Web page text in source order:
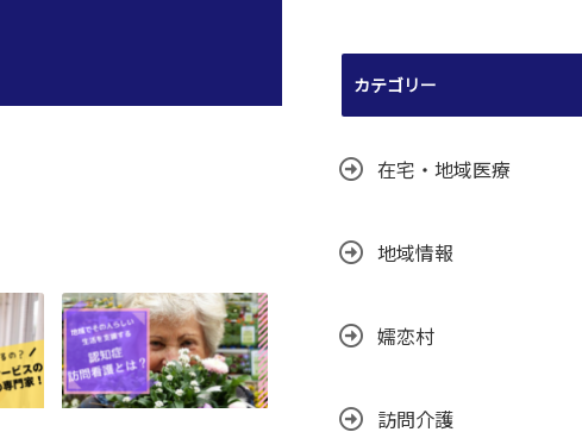
カテゴリー
在宅・地域医療
地域情報
嬬恋村
訪問介護